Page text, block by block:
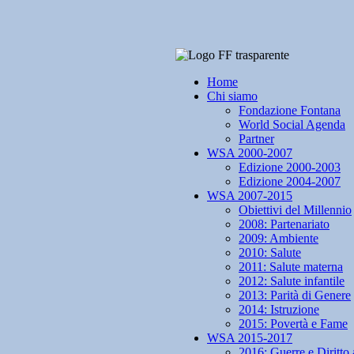
Home
Chi siamo
Fondazione Fontana
World Social Agenda
Partner
WSA 2000-2007
Edizione 2000-2003
Edizione 2004-2007
WSA 2007-2015
Obiettivi del Millennio
2008: Partenariato
2009: Ambiente
2010: Salute
2011: Salute materna
2012: Salute infantile
2013: Parità di Genere
2014: Istruzione
2015: Povertà e Fame
WSA 2015-2017